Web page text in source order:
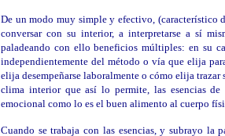
De un modo muy simple y efectivo, (característico
conversar con su interior, a interpretarse a sí
paladeando con ello beneficios múltiples: en su
independientemente del método o vía que elija
elija desempeñarse laboralmente o cómo elija trazar
clima interior que así lo permite, las esencias de
emocional como lo es el buen alimento al cuerpo
Cuando se trabaja con las esencias, y subrayo la